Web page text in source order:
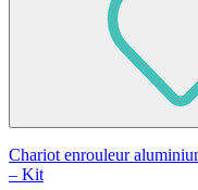
Chariot enrouleur
– Kit